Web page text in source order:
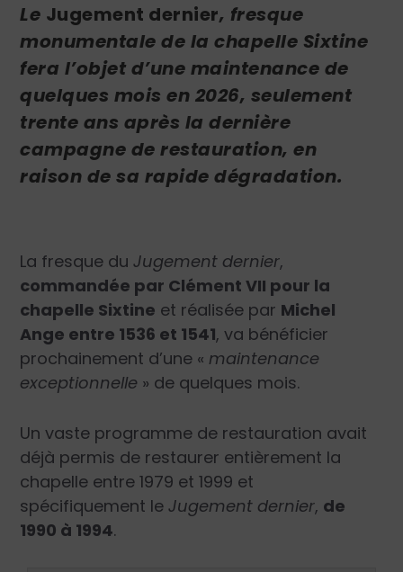
Le Jugement dernier, fresque
monumentale de la chapelle Sixtine
fera l’objet d’une maintenance de
quelques mois en 2026, seulement
trente ans après la dernière
campagne de restauration, en
raison de sa rapide dégradation.
La fresque duJugement dernier,
commandée par Clément VII pour la
chapelle Sixtine et réalisée par Michel
Ange entre 1536 et 1541, va bénéficier
prochainement d’une « maintenance
exceptionnelle » de quelques mois.
Un vaste programme de restauration avait
déjà permis de restaurer entièrement la
chapelle entre 1979 et 1999 et
spécifiquement leJugement dernier, de
1990 à 1994.